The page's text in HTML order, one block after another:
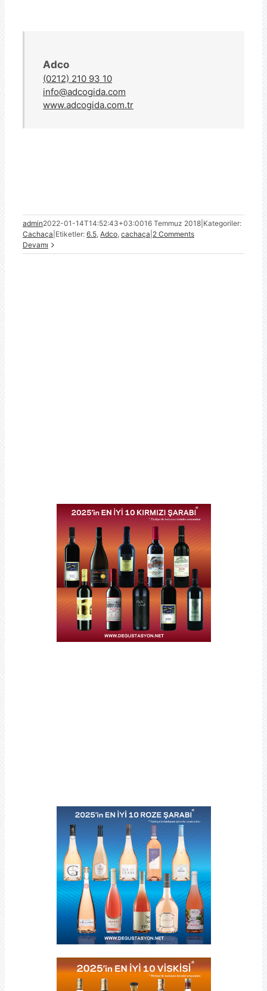
Adco
(0212) 210 93 10
info@adcogida.com
www.adcogida.com.tr
admin2022-01-14T14:52:43+03:0016 Temmuz 2018 Kategoriler:
Cachaça Etiketler: 6.5, Adco, cachaça 2 Comments
Devamı